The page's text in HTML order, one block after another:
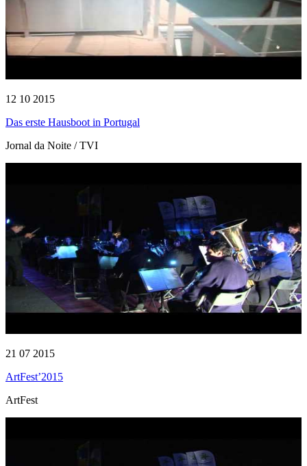
12 10 2015
Das erste Hausboot in Portugal
Jornal da Noite / TVI
21 07 2015
ArtFest’2015
ArtFest